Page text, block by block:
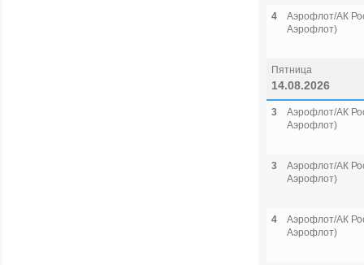
4
Аэрофлот/АК
Аэрофлот)
Пятница
14.08.2026
3
Аэрофлот/АК
Аэрофлот)
3
Аэрофлот/АК
Аэрофлот)
4
Аэрофлот/АК
Аэрофлот)